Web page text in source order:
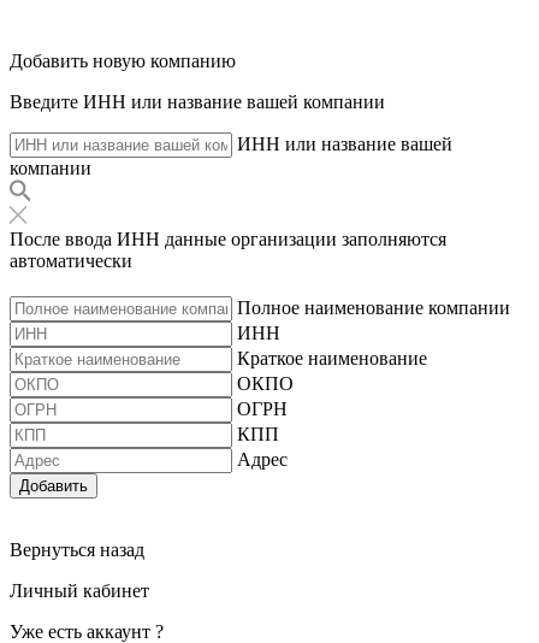
Добавить новую компанию
Введите ИНН или название вашей компании
ИНН или название вашей
компании
После ввода ИНН данные организации заполняются
автоматически
Полное наименование компании
ИНН
Краткое наименование
ОКПО
ОГРН
КПП
Адрес
Добавить
Вернуться назад
Личный кабинет
Уже есть аккаунт ?